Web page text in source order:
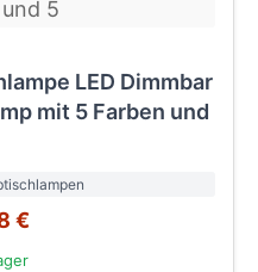
LED Dimmbar
mit 5 Farben und
€